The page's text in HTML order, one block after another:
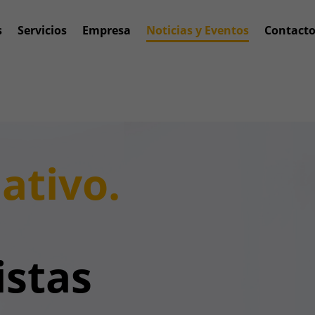
Servicios Empresa Noticias y Eventos Contacto